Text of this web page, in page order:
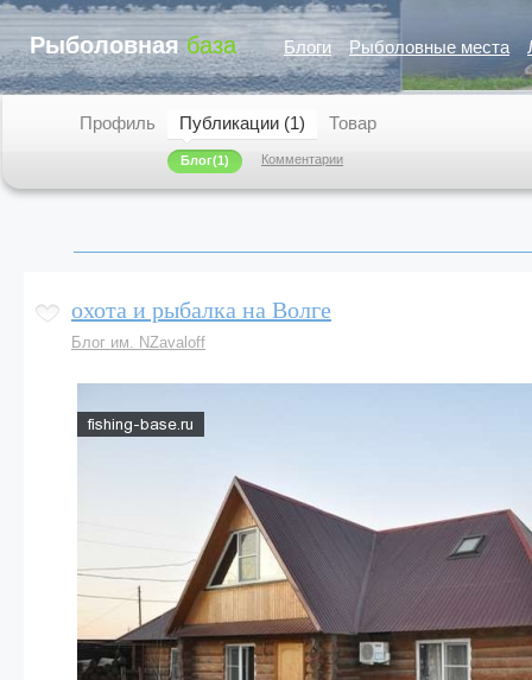
Рыболовная база Блоги Рыболовные места
Профиль Публикации (1)
Блог(1) Комментарии
Товар
охота и рыбалка на Волге
Блог им. NZavaloff